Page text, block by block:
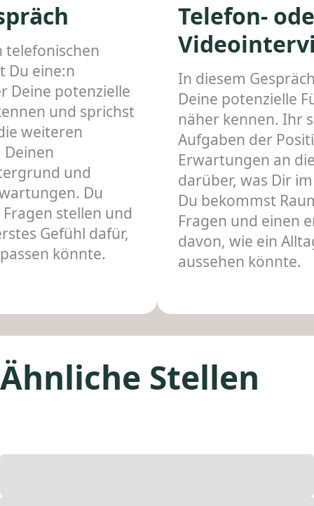
telefonischen
Du eine:n
Deine potenzielle
und sprichst
weiteren
Deinen
und
Du
stellen und
Gefühl dafür,
könnte.
Telefon-
In diesem
Deine potenzielle
näher kennen. Ihr
Aufgaben der
Erwartungen an
darüber, was Dir
Du bekommst
Fragen und einen
davon, wie ein
aussehen könnte.
Ähnliche Stellen